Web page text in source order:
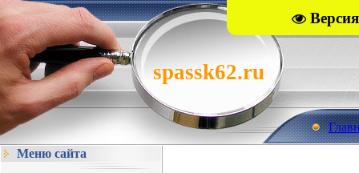
spassk62.ru
Меню сайта